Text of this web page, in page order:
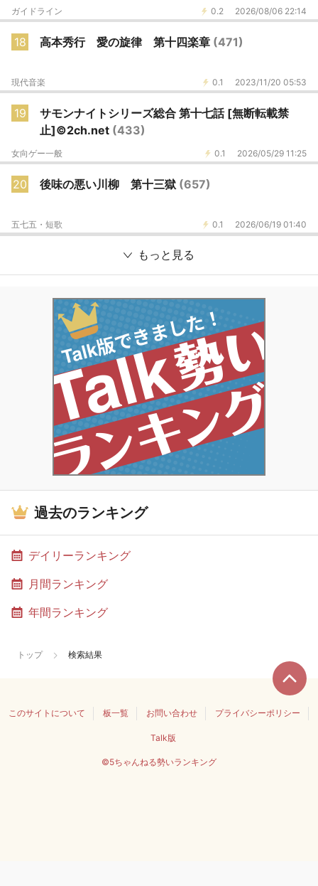
0.2 2026/08/06 22:14
ガイドライン
18 高本秀行 愛の旋律 第十四楽章 (471)
0.1 2023/11/20 05:53
現代音楽
19
サモンナイトシリーズ総合 第十七話 [無断転載禁
止]©2ch.net (433)
0.1 2026/05/29 11:25
女向ゲー一般
20 後味の悪い川柳 第十三獄 (657)
0.1 2026/06/19 01:40
五七五・短歌
もっと見る
過去のランキング
デイリーランキング
月間ランキング
年間ランキング
トップ 検索結果
このサイトについて 板一覧 お問い合わせ プライバシーポリシー
Talk版
©5ちゃんねる勢いランキング